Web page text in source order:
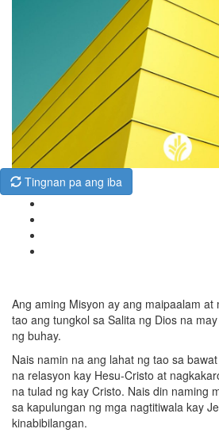
Tingnan pa ang iba
Ang aming Misyon ay ang maipaalam at
tao ang tungkol sa Salita ng Dios na
ng buhay.
Nais namin na ang lahat ng tao sa
na relasyon kay Hesu-Cristo at
na tulad ng kay Cristo. Nais din naming
sa kapulungan ng mga nagtitiwala kay
kinabibilangan.